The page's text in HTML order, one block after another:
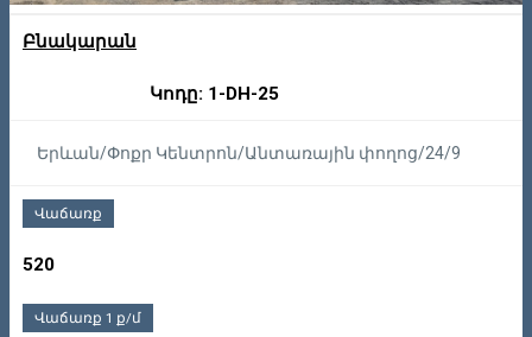
Բնակարան
Կոդը: 1-DH-25
Երևան/Փոքր Կենտրոն/Անտառային փողոց/24/9
Վաճառք
520
Վաճառք 1 ք/մ